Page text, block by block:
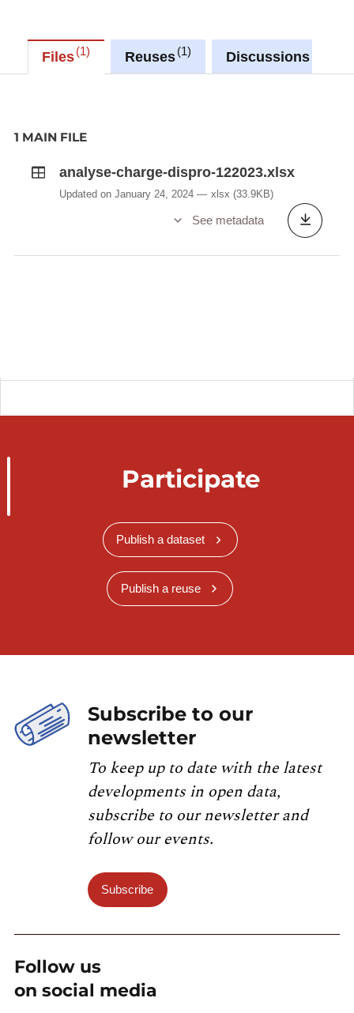
Files 1 Reuses 1 Discussions
1 MAIN FILE
analyse-charge-dispro-122023.xlsx
Updated on January 24, 2024 xlsx (33.9KB)
See metadata
Participate
Publish a dataset
Publish a reuse
Subscribe to our
newsletter
To keep up to date with the latest
developments in open data,
subscribe to our newsletter and
follow our events.
Subscribe
Follow us
on social media